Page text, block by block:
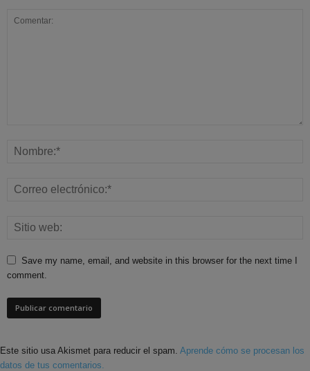
Save my name, email, and website in this browser for the next time I
comment.
Este sitio usa Akismet para reducir el spam. Aprende cómo se procesan los
datos de tus comentarios.